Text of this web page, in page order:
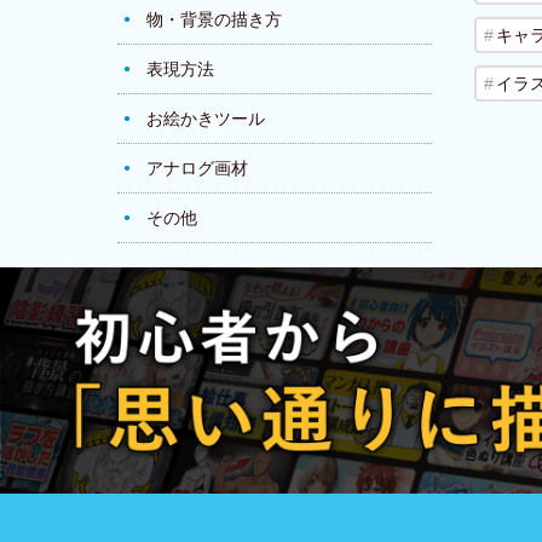
物・背景の描き方
表現方法
お絵かきツール
アナログ画材
その他
キャ
イラ